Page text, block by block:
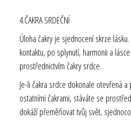
4.ČAKRA SRDEČNÍ
Úloha čakry je sjednocení skrze
kontaktu, po splynutí, harmonii a
prostřednictvím čakry srdce.
Je-li čakra srdce dokonale otevřená
ostatními čakrami, stáváte se
dokáží přeměňovat tvůj svět,